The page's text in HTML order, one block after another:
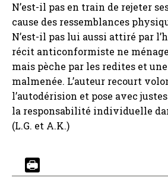
N’est-il pas en train de rejeter
cause des ressemblances
N’est-il pas lui aussi attiré par
récit anticonformiste ne
mais pèche par les redites et
malmenée. L’auteur recourt
l’autodérision et pose avec
la responsabilité individuelle
(L.G. et A.K.)